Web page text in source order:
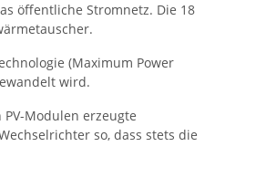
öffentliche Stromnetz. Die 18
(Maximum Power
wird.
Modulen erzeugte
so, dass stets die